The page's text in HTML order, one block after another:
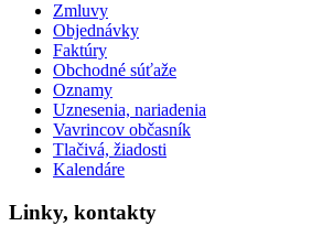
Zmluvy
Objednávky
Faktúry
Obchodné súťaže
Oznamy
Uznesenia, nariadenia
Vavrincov občasník
Tlačivá, žiadosti
Kalendáre
Linky, kontakty